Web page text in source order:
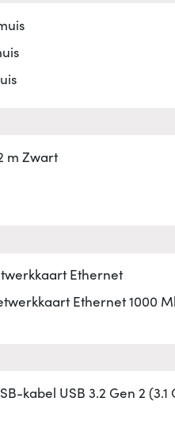
m Zwart
Ethernet
Ethernet 1000
kabel USB 3.2 Gen 2 (3.1